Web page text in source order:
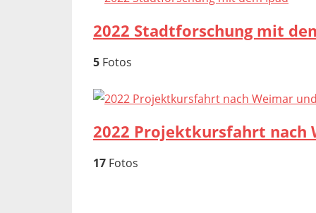
2022 Stadtforschung mit
5 Fotos
2022 Projektkursfahrt nach
17 Fotos